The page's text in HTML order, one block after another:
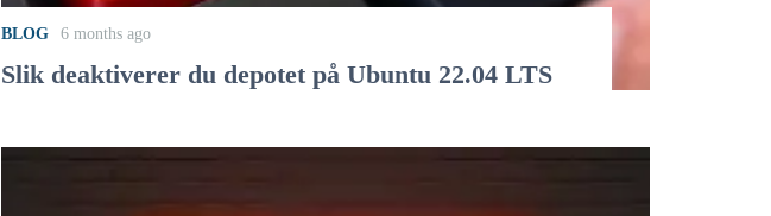
BLOG 6 months ago
Slik deaktiverer du depotet på Ubuntu 22.04 LTS